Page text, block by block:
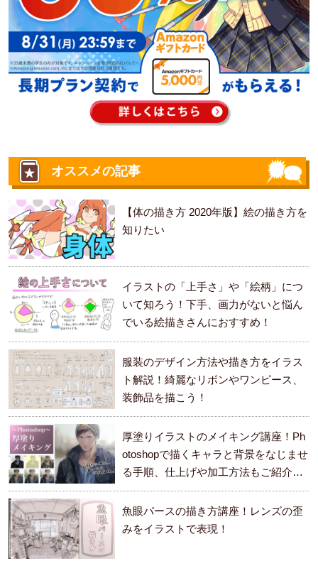
オススメの記事
【体の描き方 2020年版】絵の描き方を
知りたい
イラストの「上手さ」や「絵柄」につ
いて知ろう！下手、画力がないと悩ん
でいる絵描きさんにおすすめ！
服装のデザイン方法や描き方をイラス
ト解説！綺麗なリボンやワンピース、
装飾品を描こう！
厚塗りイラストのメイキング講座！Ph
otoshopで描くキャラと背景をなじませ
る手順、仕上げや加工方法もご紹介し
ます。
魚眼パースの描き方講座！レンズの歪
みをイラストで表現！